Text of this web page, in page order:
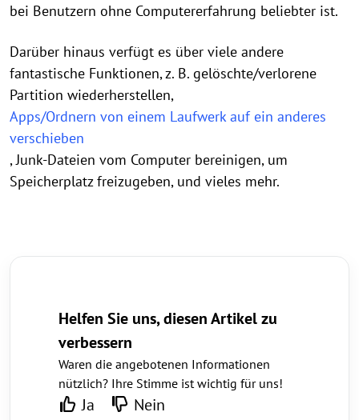
bei Benutzern ohne Computererfahrung beliebter ist.
Darüber hinaus verfügt es über viele andere
fantastische Funktionen, z. B. gelöschte/verlorene
Partition wiederherstellen,
Apps/Ordnern von einem Laufwerk auf ein anderes
verschieben
, Junk-Dateien vom Computer bereinigen, um
Speicherplatz freizugeben, und vieles mehr.
Helfen Sie uns, diesen Artikel zu
verbessern
Waren die angebotenen Informationen
nützlich? Ihre Stimme ist wichtig für uns!
Ja Nein